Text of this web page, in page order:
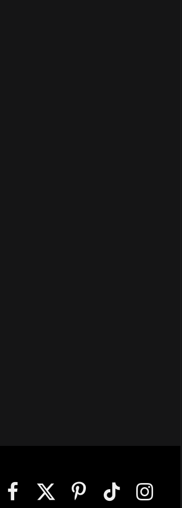
FacebookX
Pinterest TikTok Instagram